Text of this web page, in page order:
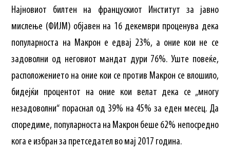
Најновиот билтен на францускиот Институт за јавно
мислење (ФИЈМ) објавен на 16 декември проценува дека
популарноста на Макрон е едвај 23%, а оние кои не се
задоволни од неговиот мандат дури 76%. Уште повеќе,
расположението на оние кои се против Макрон се влошило,
бидејќи процентот на оние кои велат дека се „многу
незадоволни“ пораснал од 39% на 45% за еден месец. Да
споредиме, популарноста на Макрон беше 62% непосредно
кога е избран за претседател во мај 2017 година.